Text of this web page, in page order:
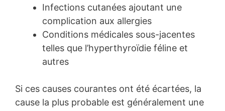
Infections cutanées ajoutant une
complication aux allergies
Conditions médicales sous-jacentes
telles que l’hyperthyroïdie féline et
autres
Si ces causes courantes ont été écartées, la
cause la plus probable est généralement une